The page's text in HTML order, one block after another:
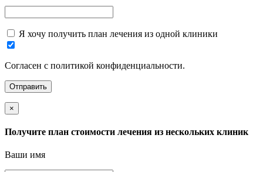
Я хочу получить план лечения из одной клиники
Согласен с политикой конфиденциальности.
×
Получите план стоимости лечения из нескольких клиник
Ваши имя